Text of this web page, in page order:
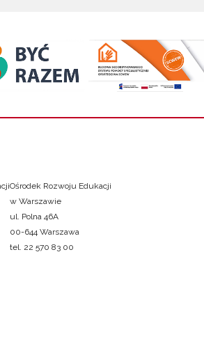
Ośrodek Rozwoju Edukacji
w Warszawie
ul. Polna 46A
00-644 Warszawa
tel. 22 570 83 00